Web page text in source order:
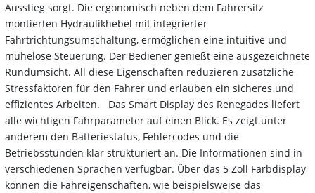
Ausstieg sorgt. Die ergonomisch neben dem Fahrersitz
montierten Hydraulikhebel mit integrierter
Fahrtrichtungsumschaltung, ermöglichen eine intuitive und
mühelose Steuerung. Der Bediener genießt eine ausgezeichnete
Rundumsicht. All diese Eigenschaften reduzieren zusätzliche
Stressfaktoren für den Fahrer und erlauben ein sicheres und
effizientes Arbeiten. Das Smart Display des Renegades liefert
alle wichtigen Fahrparameter auf einen Blick. Es zeigt unter
anderem den Batteriestatus, Fehlercodes und die
Betriebsstunden klar strukturiert an. Die Informationen sind in
verschiedenen Sprachen verfügbar. Über das 5 Zoll Farbdisplay
können die Fahreigenschaften, wie beispielsweise das